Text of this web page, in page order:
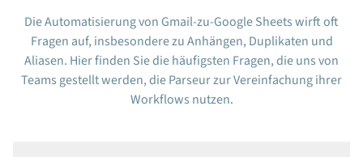
Die Automatisierung von Gmail-zu-Google Sheets wirft oft
Fragen auf, insbesondere zu Anhängen, Duplikaten und
Aliasen. Hier finden Sie die häufigsten Fragen, die uns von
Teams gestellt werden, die Parseur zur Vereinfachung ihrer
Workflows nutzen.